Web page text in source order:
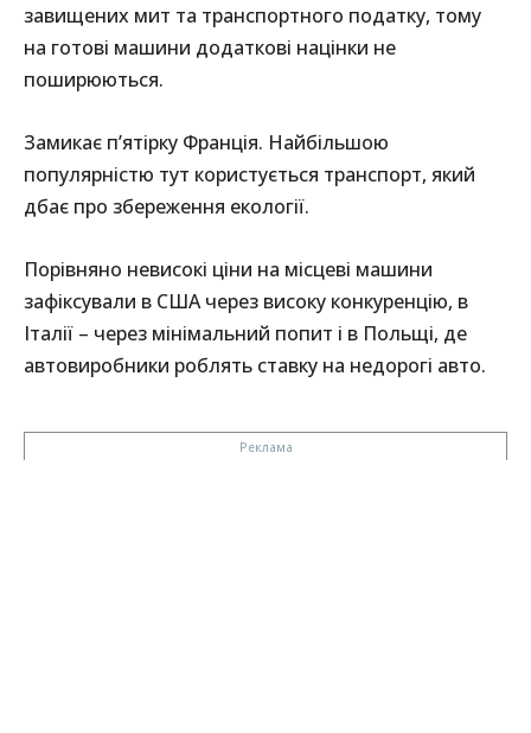
завищених мит та транспортного податку, тому
на готові машини додаткові націнки не
поширюються.
Замикає п’ятірку Франція. Найбільшою
популярністю тут користується транспорт, який
дбає про збереження екології.
Порівняно невисокі ціни на місцеві машини
зафіксували в США через високу конкуренцію, в
Італії – через мінімальний попит і в Польщі, де
автовиробники роблять ставку на недорогі авто.